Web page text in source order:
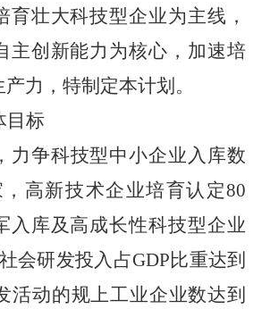
育壮大科技型企业为主线，
主创新能力为核心，加速培
力，特制定本计划。
目标
力争科技型中小企业入库数
高新技术企业培育认定80
入库及高成长性科技型企业
会研发投入占GDP比重达到
活动的规上工业企业数达到